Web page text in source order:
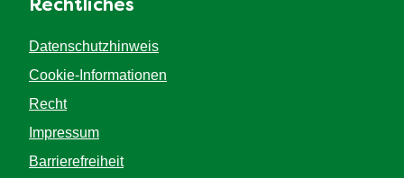
Rechtliches
Datenschutzhinweis
Cookie-Informationen
Recht
Impressum
Barrierefreiheit